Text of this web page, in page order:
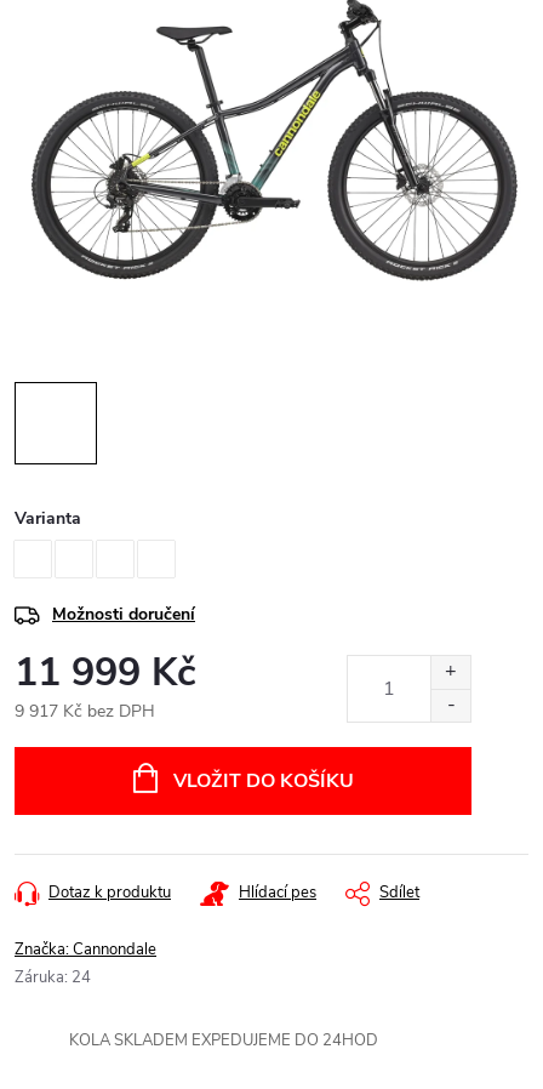
Varianta
Možnosti doručení
11 999 Kč
9 917 Kč bez DPH
VLOŽIT DO KOŠÍKU
Dotaz k produktu Hlídací pes Sdílet
Značka:Cannondale
Záruka: 24
KOLA SKLADEM EXPEDUJEME DO 24HOD